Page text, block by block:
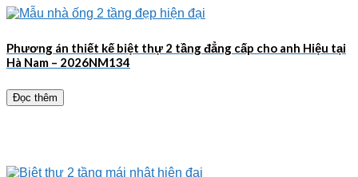
Phương án thiết kế biệt thự 2 tầng đẳng cấp cho anh Hiệu tại
Hà Nam – 2026NM134
Đọc thêm